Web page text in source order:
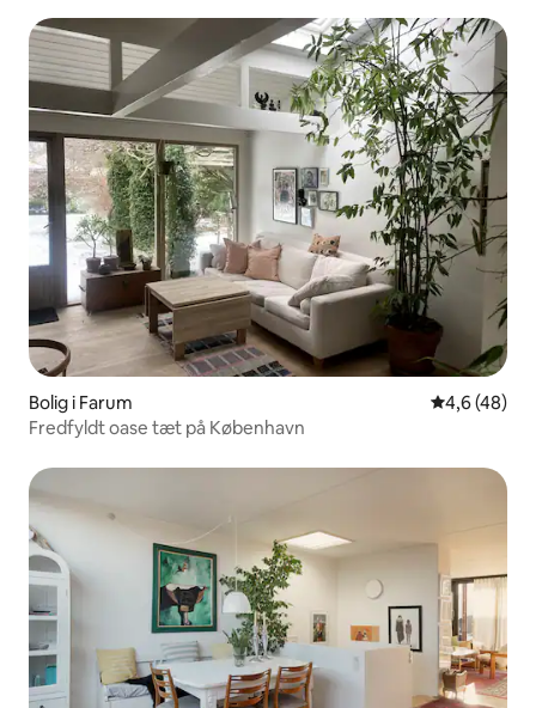
Bolig i Farum 4,6 ud af 5 i
4,6 (48)
Fredfyldt oase tæt på København